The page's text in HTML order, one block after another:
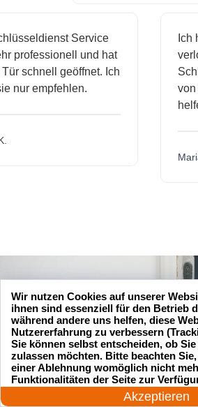
Service
und hat
schnell geöffnet. Ich
empfehlen.
Ich
von
Maria L.
24 Stunden am Tag
Akzeptieren
Wir nutzen Cookies auf unserer
ihnen sind essenziell für den Betrieb
während andere uns helfen, diese
Nutzererfahrung zu verbessern
Sie können selbst entscheiden, ob
zulassen möchten. Bitte beachten
einer Ablehnung womöglich nicht
Funktionalitäten der Seite zur